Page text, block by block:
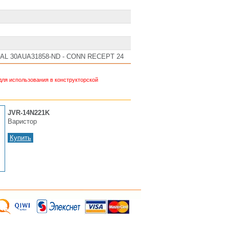
30AUA31858-ND - CONN RECEPT 24
использования в конструкторской
JVR-14N221K
Варистор
Купить